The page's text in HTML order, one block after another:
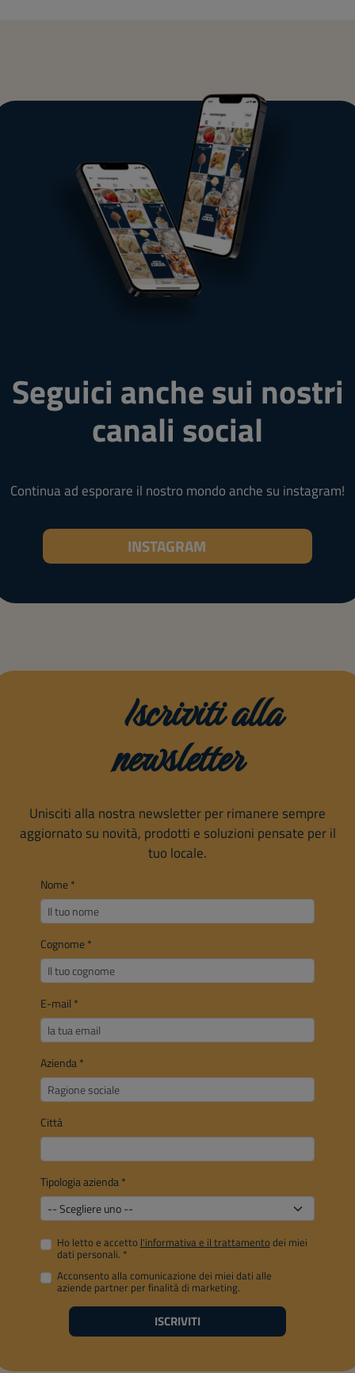
Seguici anche sui nostri
canali social
Continua ad esporare il nostro mondo anche su instagram!
INSTAGRAM
Iscriviti alla
newsletter
Unisciti alla nostra newsletter per rimanere sempre
aggiornato su novità, prodotti e soluzioni pensate per il
tuo locale.
Nome *
Cognome *
E-mail *
Azienda *
Città
Tipologia azienda *
Ho letto e accetto l'informativa e il trattamento dei miei
dati personali. *
Acconsento alla comunicazione dei miei dati alle
aziende partner per finalità di marketing.
ISCRIVITI